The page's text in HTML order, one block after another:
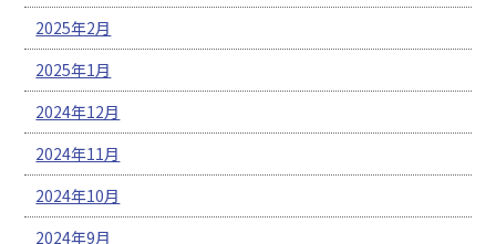
2025年2月
2025年1月
2024年12月
2024年11月
2024年10月
2024年9月